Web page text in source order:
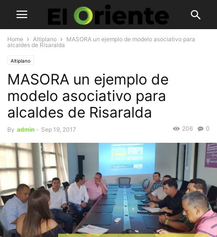
Home Altiplano
MASORA un ejemplo de modelo asociativo para
alcaldes de Risaralda
Altiplano
MASORA un ejemplo de
modelo asociativo para
alcaldes de Risaralda
By admin - Sep 19, 2017 0
206